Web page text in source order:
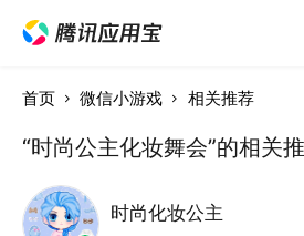
首页 微信小游戏 相关推荐
“时尚公主化妆舞会”的相关
时尚化妆公主